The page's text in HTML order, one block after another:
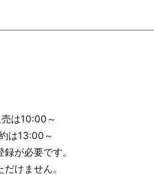
は10:00～
は13:00～
が必要です。
けません。